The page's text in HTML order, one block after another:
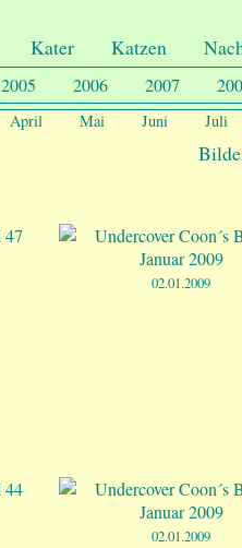
Kater Katzen
2005 2006 2007
April Mai Juni Juli
02.01.2009
02.01.2009